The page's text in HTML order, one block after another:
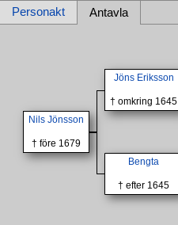
Personakt Antavla
Nils Jönsson
† före 1679
Jöns Eriksson
† omkring 1645
Bengta
† efter 1645